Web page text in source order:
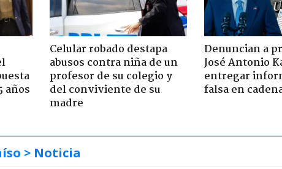
años
Celular robado destapa
abusos contra niña de un
profesor de su colegio y
del conviviente de su
madre
Denuncian a
José Antonio
entregar
falsa en
> Noticia